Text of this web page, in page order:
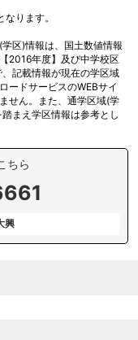
ります。
区)情報は、国土数値情報
2016年度】及び中学校区
記載情報が現在の学区域
ードサービスのWEBサイ
せん。また、通学区域(学
まえ学区情報は参考とし
ちら
興